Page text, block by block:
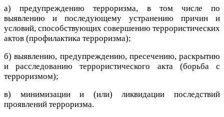
а) предупреждению терроризма, в том числе по
выявлению и последующему устранению причин и
условий, способствующих совершению террористических
актов (профилактика терроризма);
б) выявлению, предупреждению, пресечению, раскрытию
и расследованию террористического акта (борьба с
терроризмом);
в) минимизации и (или) ликвидации последствий
проявлений терроризма.